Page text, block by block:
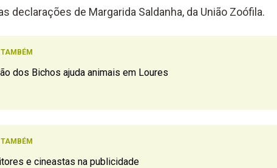
declarações de Margarida Saldanha, da União Zoófila.
dos Bichos ajuda animais em Loures
e cineastas na publicidade